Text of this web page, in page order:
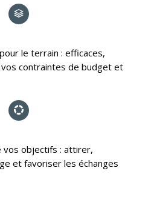
le terrain : efficaces,
contraintes de budget et
vos objectifs : attirer,
et favoriser les échanges